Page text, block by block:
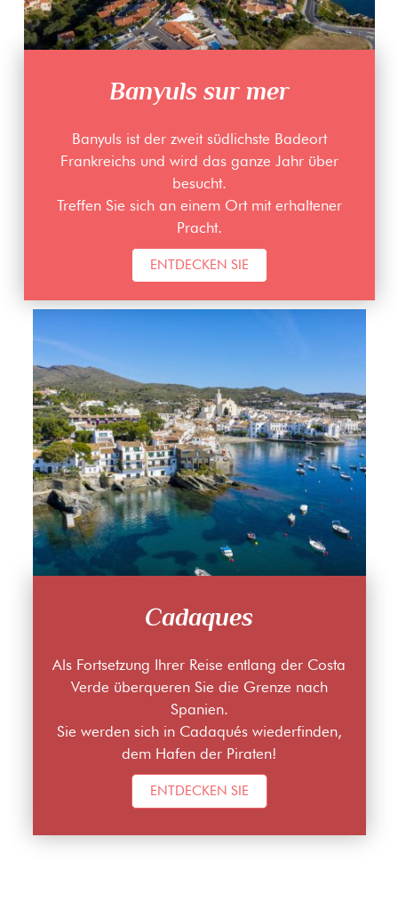
Banyuls sur mer
Banyuls ist der zweit südlichste Badeort
Frankreichs und wird das ganze Jahr über
besucht.
Treffen Sie sich an einem Ort mit erhaltener
Pracht.
ENTDECKEN SIE
Cadaques
Als Fortsetzung Ihrer Reise entlang der Costa
Verde überqueren Sie die Grenze nach
Spanien.
Sie werden sich in Cadaqués wiederfinden,
dem Hafen der Piraten!
ENTDECKEN SIE